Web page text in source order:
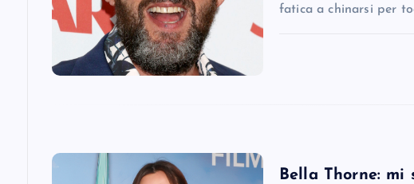
fatica a chinarsi per
Bella Thorne: